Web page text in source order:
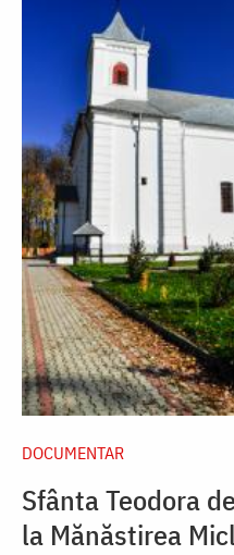
DOCUMENTAR
Sfânta Teodora
la Mănăstirea